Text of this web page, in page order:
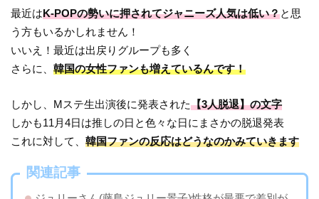
最近はK-POPの勢いに押されてジャニーズ人気は低い？と思
う方もいるかしれません！
いいえ！最近は出戻りグループも多く
さらに、韓国の女性ファンも増えているんです！
しかし、Mステ生出演後に発表された【3人脱退】の文字
しかも11月4日は推しの日と色々な日にまさかの脱退発表
これに対して、韓国ファンの反応はどうなのかみていきます
関連記事